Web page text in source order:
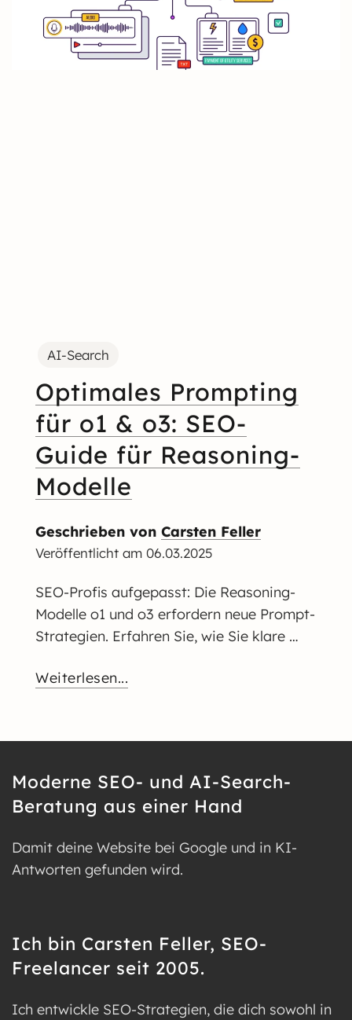
AI-Search
Optimales Prompting
für o1 & o3: SEO-
Guide für Reasoning-
Modelle
Geschrieben von Carsten Feller
Veröffentlicht am 06.03.2025
SEO-Profis aufgepasst: Die Reasoning-
Modelle o1 und o3 erfordern neue Prompt-
Strategien. Erfahren Sie, wie Sie klare …
Weiterlesen...
Moderne SEO- und AI-Search-
Beratung aus einer Hand
Damit deine Website bei Google und in KI-
Antworten gefunden wird.
Ich bin Carsten Feller, SEO-
Freelancer seit 2005.
Ich entwickle SEO-Strategien, die dich sowohl in